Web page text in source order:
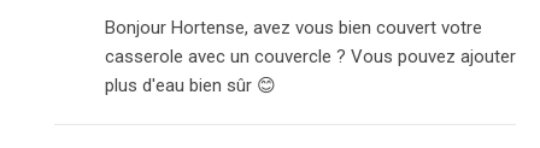
Bonjour Hortense, avez vous bien couvert votre
casserole avec un couvercle ? Vous pouvez ajouter
plus d'eau bien sûr 😊